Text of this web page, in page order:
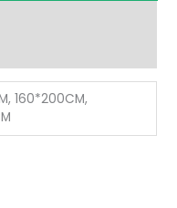
160*200CM,